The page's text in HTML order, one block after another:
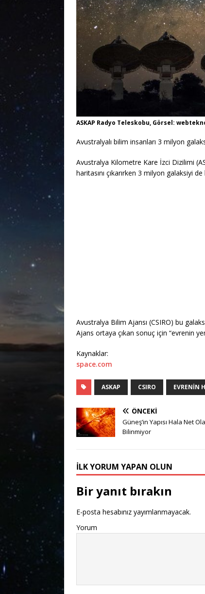
ASKAP Radyo Teleskobu, Görsel:
Avustralyalı bilim insanları 3 milyon
Avustralya Kilometre Kare İzci Dizilimi
haritasını çıkarırken 3 milyon galaksiyi de
Avustralya Bilim Ajansı (CSIRO) bu
Ajans ortaya çıkan sonuç için “evrenin
Kaynaklar:
space.com
ASKAP CSIRO EVRENIN
ÖNCEKI
Güneş’in Yapısı Hala Net
Bilinmiyor
İLK YORUM YAPAN OLUN
Bir yanıt bırakın
E-posta hesabınız yayımlanmayacak.
Yorum